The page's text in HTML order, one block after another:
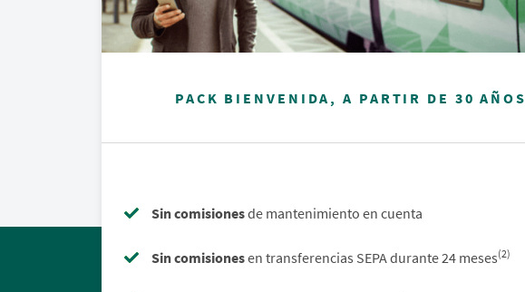
PACK BIENVENIDA, A PARTIR DE 30 AÑOS
Sin comisionesde mantenimiento en cuenta
Sin comisionesen transferencias SEPA durante 24 meses(2)